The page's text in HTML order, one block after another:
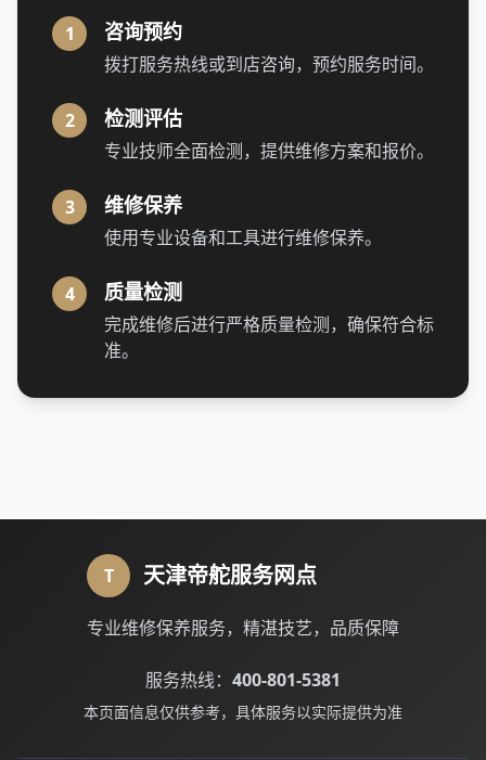
1 咨询预约
拨打服务热线或到店咨询，预约服务时间。
2 检测评估
专业技师全面检测，提供维修方案和报价。
3 维修保养
使用专业设备和工具进行维修保养。
4 质量检测
完成维修后进行严格质量检测，确保符合标
准。
T 天津帝舵服务网点
专业维修保养服务，精湛技艺，品质保障
服务热线： 400-801-5381
本页面信息仅供参考，具体服务以实际提供为准